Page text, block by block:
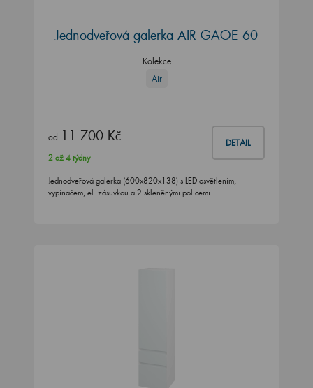
Jednodveřová galerka AIR GAOE 60
Kolekce
Air
od 11 700 Kč DETAIL
2 až 4 týdny
Jednodveřová galerka (600x820x138) s LED osvětlením,
vypínačem, el. zásuvkou a 2 skleněnými policemi